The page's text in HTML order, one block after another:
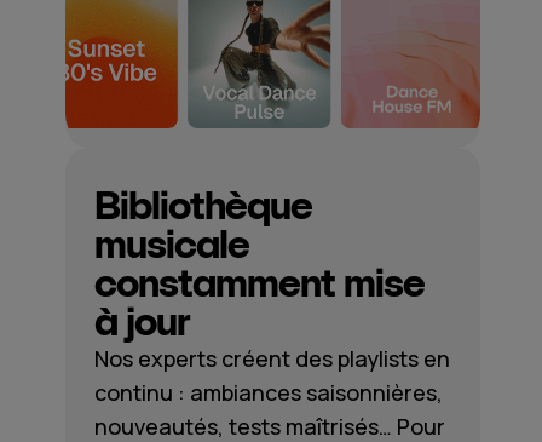
Bibliothèque
musicale
constamment mise
à jour
Nos experts créent des playlists en
continu : ambiances saisonnières,
nouveautés, tests maîtrisés… Pour